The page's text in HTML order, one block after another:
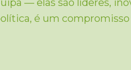
— elas são líderes,
é um